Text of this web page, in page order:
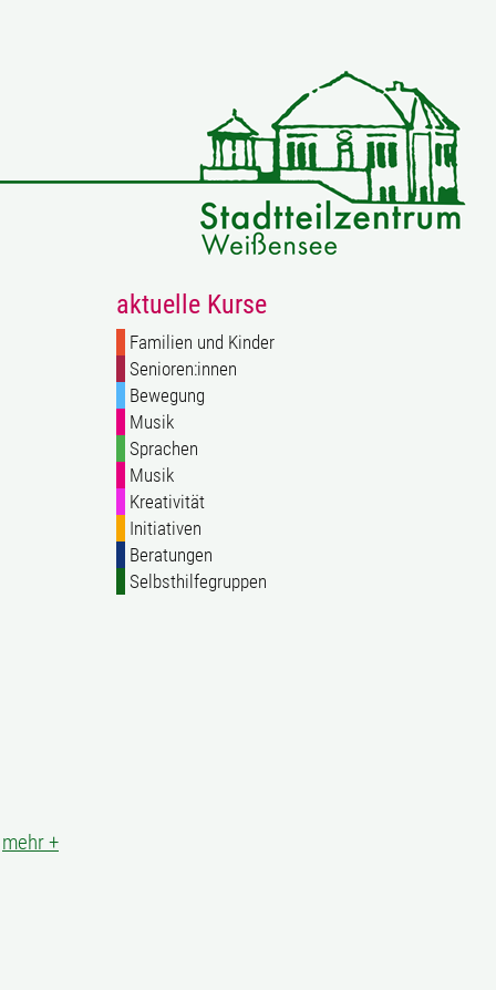
mehr +
aktuelle Kurse
Familien und Kinder
Senioren:innen
Bewegung
Musik
Sprachen
Musik
Kreativität
Initiativen
Beratungen
Selbsthilfegruppen